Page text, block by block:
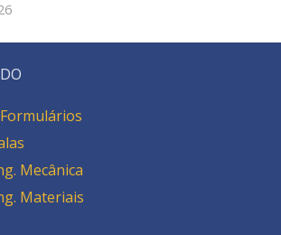
Mecânica
Materiais